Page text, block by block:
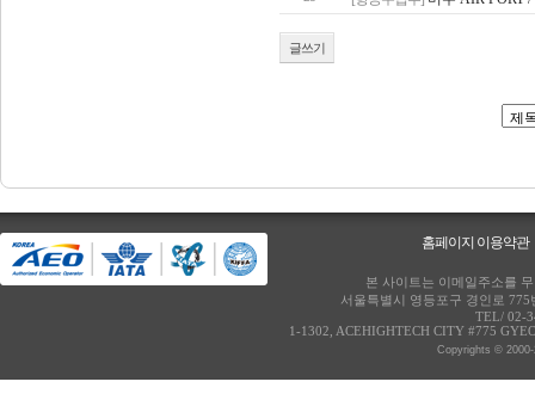
글쓰기
홈페이지 이용약관
본 사이트는 이메일주소를
서울특별시 영등포구 경인로
TEL/ 02-
1-1302, ACEHIGHTECH CITY #775
Copyrights ©